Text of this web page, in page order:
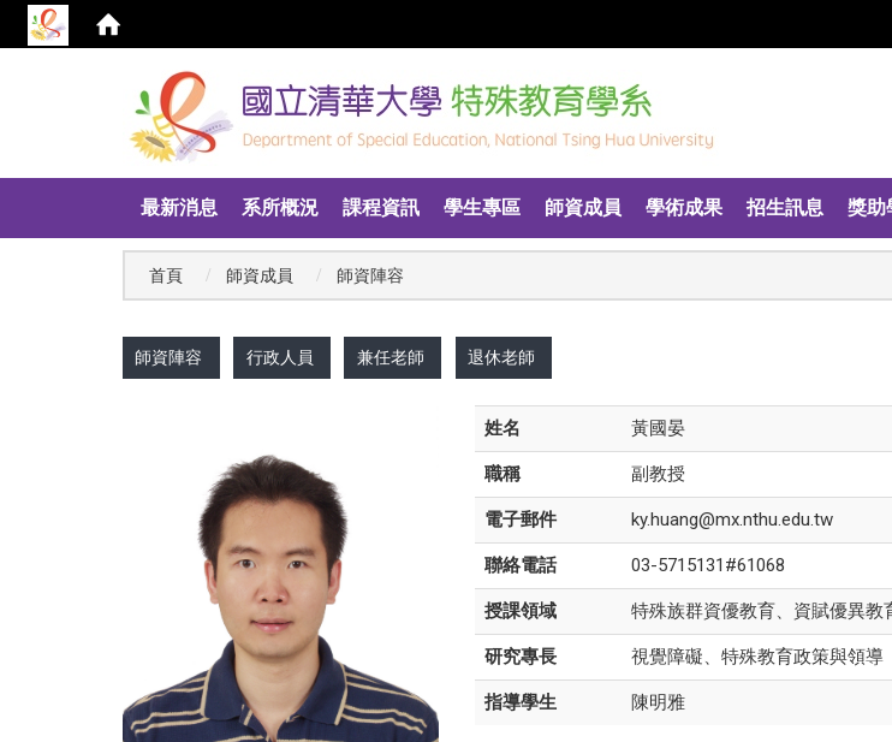
最新消息 系所概況 課程資訊 學生專區 師資成員 學術成果 招生訊息 獎助
首頁 師資成員 師資陣容
師資陣容 行政人員 兼任老師 退休老師
姓名 黃國晏
職稱 副教授
電子郵件 ky.huang@mx.nthu.edu.tw
聯絡電話 03-5715131#61068
授課領域 特殊族群資優教育、資賦優異
研究專長 視覺障礙、特殊教育政策與領導
指導學生 陳明雅